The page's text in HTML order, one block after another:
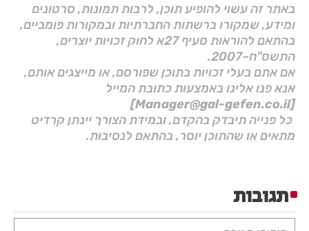
באתר זה עשוי להופיע תוכן, לרבות תמונות, סרטונים
ומידע, שמקורו ברשתות החברתיות ובמקורות פומביים,
בהתאם להוראות סעיף 27א לחוק זכויות יוצרים,
התשס"ח–2007.
אם אתם בעלי זכויות בתוכן שפורסם, או מייצגים אותם,
אנא פנו אלינו באמצעות כתובת המייל
[Manager@gal-gefen.co.il]
כל פנייה תיבדק בהקדם, ובמידת הצורך יינתן קרדיט
מתאים או שהתוכן יוסר, בהתאם לנסיבות.
תגובות